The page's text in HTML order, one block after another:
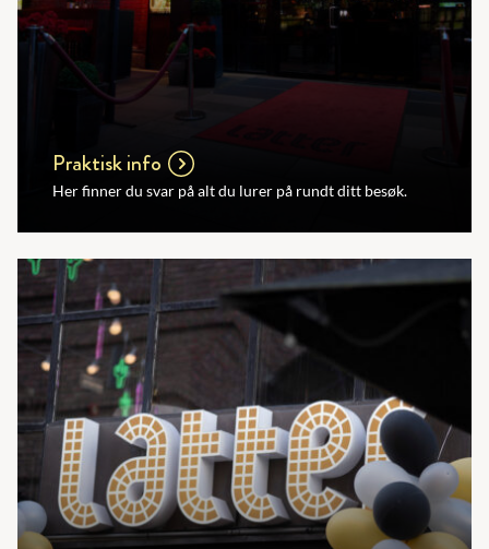
Praktisk info
Her finner du svar på alt du lurer på rundt ditt besøk.